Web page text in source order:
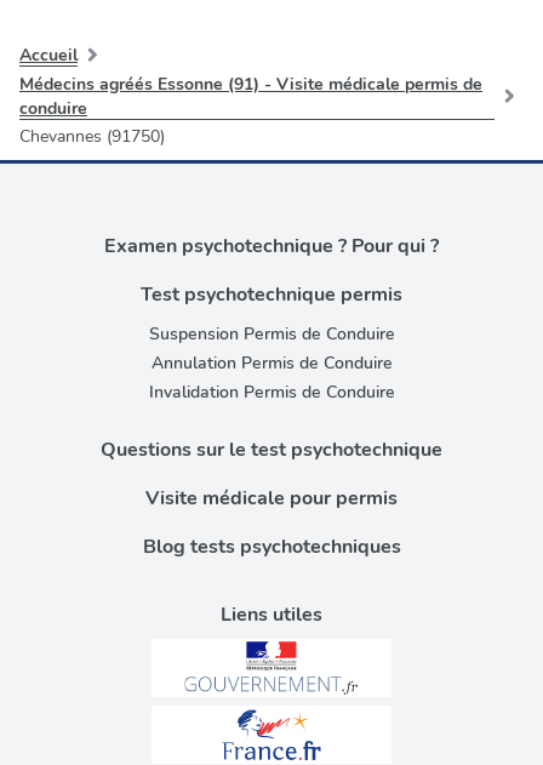
Accueil
Médecins agréés Essonne (91) - Visite médicale permis de
conduire
Chevannes (91750)
Liens utiles
Examen psychotechnique ? Pour qui ?
Test psychotechnique permis
Suspension Permis de Conduire
Annulation Permis de Conduire
Invalidation Permis de Conduire
Questions sur le test psychotechnique
Visite médicale pour permis
Blog tests psychotechniques